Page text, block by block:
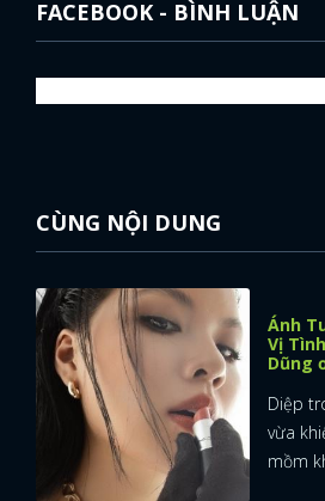
FACEBOOK - BÌNH LUẬN
CÙNG NỘI DUNG
Ánh
Vị
Dũng
Diệp
vừa
mồm